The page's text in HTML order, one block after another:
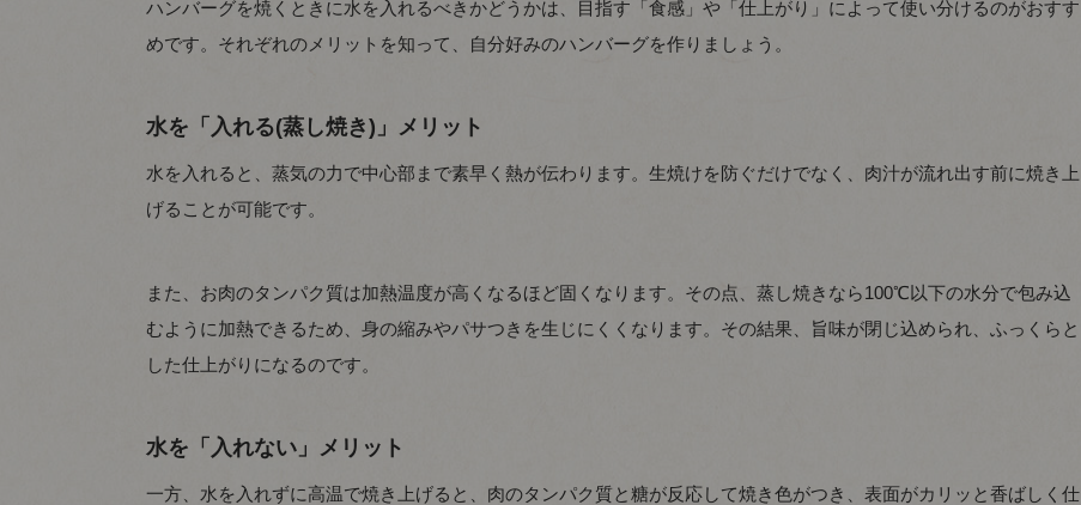
ハンバーグを焼くときに水を入れるべきかどうかは、目指す「食感」や「仕上がり」によって使い分けるのがおすす
めです。それぞれのメリットを知って、自分好みのハンバーグを作りましょう。
水を「入れる(蒸し焼き)」メリット
水を入れると、蒸気の力で中心部まで素早く熱が伝わります。生焼けを防ぐだけでなく、肉汁が流れ出す前に焼き上
げることが可能です。
また、お肉のタンパク質は加熱温度が高くなるほど固くなります。その点、蒸し焼きなら100℃以下の水分で包み込
むように加熱できるため、身の縮みやパサつきを生じにくくなります。その結果、旨味が閉じ込められ、ふっくらと
した仕上がりになるのです。
水を「入れない」メリット
一方、水を入れずに高温で焼き上げると、肉のタンパク質と糖が反応して焼き色がつき、表面がカリッと香ばしく仕